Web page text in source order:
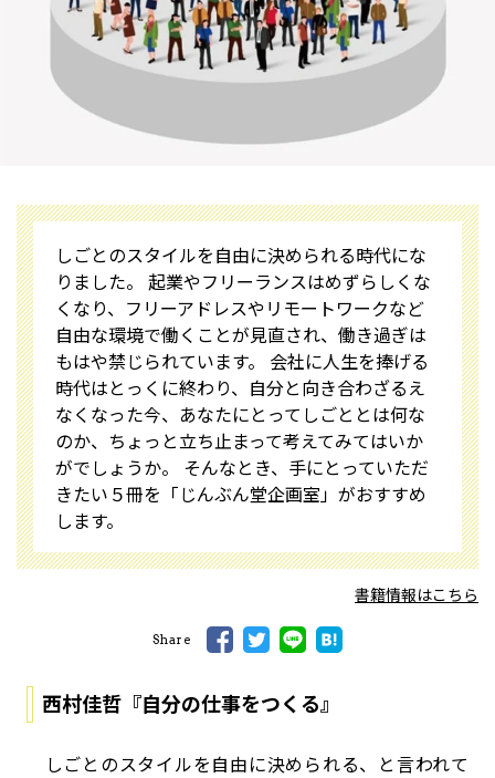
しごとのスタイルを自由に決められる時代にな
りました。 起業やフリーランスはめずらしくな
くなり、フリーアドレスやリモートワークなど
自由な環境で働くことが見直され、働き過ぎは
もはや禁じられています。 会社に人生を捧げる
時代はとっくに終わり、自分と向き合わざるえ
なくなった今、あなたにとってしごととは何な
のか、ちょっと立ち止まって考えてみてはいか
がでしょうか。 そんなとき、手にとっていただ
きたい５冊を「じんぶん堂企画室」がおすすめ
します。
書籍情報はこちら
Share
西村佳哲『自分の仕事をつくる』
しごとのスタイルを自由に決められる、と言われて